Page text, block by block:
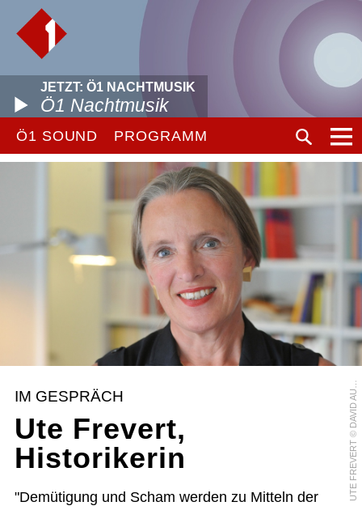
JETZT: Ö1 NACHTMUSIK
Ö1 Nachtmusik
Ö1 SOUND PROGRAMM
U
T
E
F
R
E
V
E
R
T
©
D
A
V
I
D
A
U
S
S
E
R
H
O
F
E
R
IM GESPRÄCH
Ute Frevert,
Historikerin
"Demütigung und Scham werden zu Mitteln der